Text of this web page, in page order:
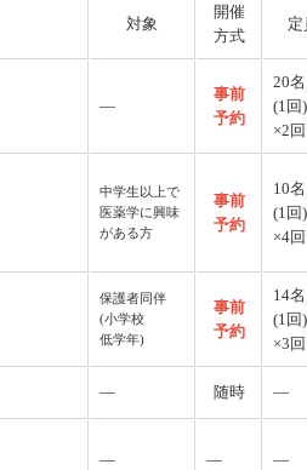
対象
開催
方式
定
―
事前
予約
20名
(1回)
×2回
中学生以上で
医薬学に興味
がある方
事前
予約
10名
(1回)
×4回
保護者同伴
(小学校
低学年)
事前
予約
14名
(1回)
×3回
― 随時 ―
― ― ―